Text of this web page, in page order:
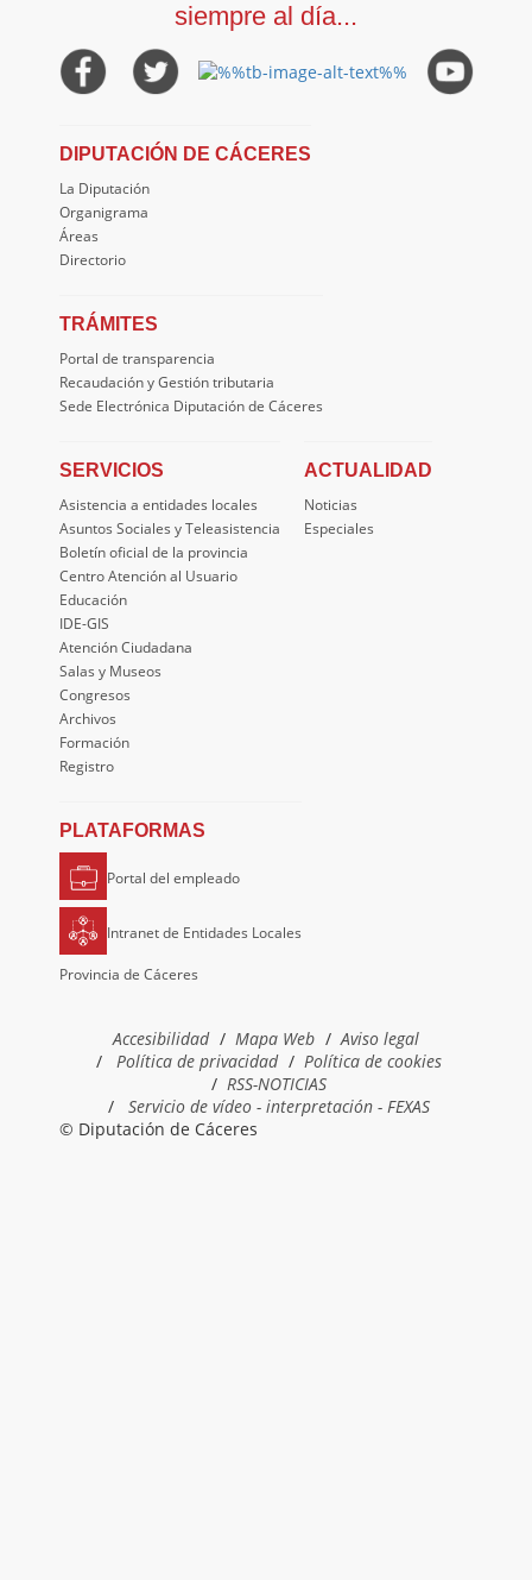
siempre al día...
DIPUTACIÓN DE CÁCERES
La Diputación
Organigrama
Áreas
Directorio
TRÁMITES
Portal de transparencia
Recaudación y Gestión tributaria
Sede Electrónica Diputación de Cáceres
SERVICIOS
Asistencia a entidades locales
Asuntos Sociales y Teleasistencia
Boletín oficial de la provincia
Centro Atención al Usuario
Educación
IDE-GIS
Atención Ciudadana
Salas y Museos
Congresos
Archivos
Formación
Registro
ACTUALIDAD
Noticias
Especiales
PLATAFORMAS
Portal del empleado
Intranet de Entidades Locales
Provincia de Cáceres
Accesibilidad Mapa Web
Aviso legal
Política de privacidad
Política de cookies
RSS-NOTICIAS
Servicio de vídeo - interpretación - FEXAS
© Diputación de Cáceres